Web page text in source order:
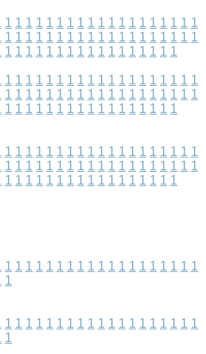
1 1 1 1 1 1 1 1 1 1 1 1 1 1 1 1 1 1 1
1 1 1 1 1 1 1 1 1 1 1 1 1 1 1 1 1 1 1
1 1 1 1 1 1 1 1 1 1 1 1 1 1 1 1 1
1 1 1 1 1 1 1 1 1 1 1 1 1 1 1 1 1 1 1
1 1 1 1 1 1 1 1 1 1 1 1 1 1 1 1 1 1 1
1 1 1 1 1 1 1 1 1 1 1 1 1 1 1 1 1
1 1 1 1 1 1 1 1 1 1 1 1 1 1 1 1 1 1 1
1 1 1 1 1 1 1 1 1 1 1 1 1 1 1 1 1 1 1
1 1 1 1 1 1 1 1 1 1 1 1 1 1 1 1 1
1 1 1 1 1 1 1 1 1 1 1 1 1 1 1 1 1 1 1
1
1 1 1 1 1 1 1 1 1 1 1 1 1 1 1 1 1 1 1
1